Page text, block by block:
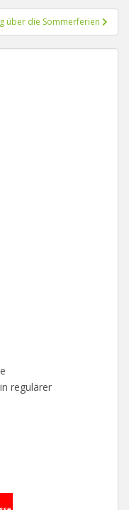
über die Sommerferien
regulärer